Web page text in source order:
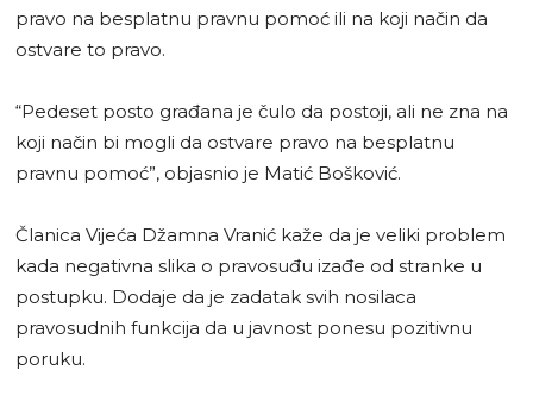
pravo na besplatnu pravnu pomoć ili na koji način da
ostvare to pravo.
“Pedeset posto građana je čulo da postoji, ali ne zna na
koji način bi mogli da ostvare pravo na besplatnu
pravnu pomoć”, objasnio je Matić Bošković.
Članica Vijeća Džamna Vranić kaže da je veliki problem
kada negativna slika o pravosuđu izađe od stranke u
postupku. Dodaje da je zadatak svih nosilaca
pravosudnih funkcija da u javnost ponesu pozitivnu
poruku.